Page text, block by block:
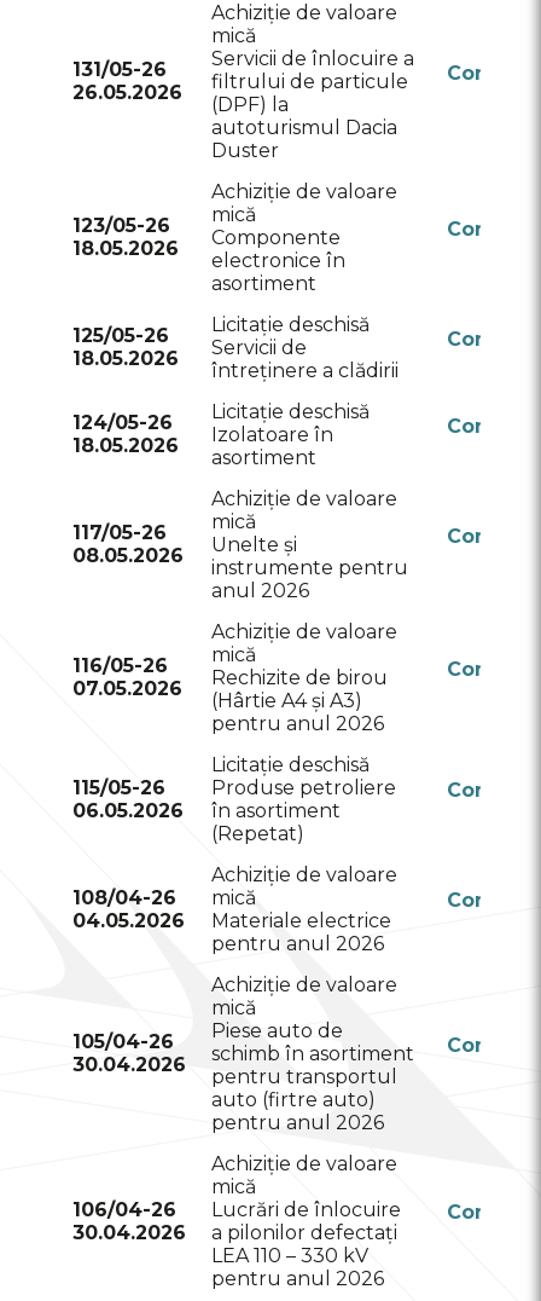
131/05-26
26.05.2026
Achiziție de valoare
mică
Servicii de înlocuire a
filtrului de particule
(DPF) la
autoturismul Dacia
Duster
Conform
123/05-26
18.05.2026
Achiziție de valoare
mică
Componente
electronice în
asortiment
Conform
125/05-26
18.05.2026
Licitație deschisă
Servicii de
întreținere a clădirii
Conform
124/05-26
18.05.2026
Licitație deschisă
Izolatoare în
asortiment
Conform
117/05-26
08.05.2026
Achiziție de valoare
mică
Unelte și
instrumente pentru
anul 2026
Conform
116/05-26
07.05.2026
Achiziție de valoare
mică
Rechizite de birou
(Hârtie A4 și A3)
pentru anul 2026
Conform
115/05-26
06.05.2026
Licitație deschisă
Produse petroliere
în asortiment
(Repetat)
Conform
108/04-26
04.05.2026
Achiziție de valoare
mică
Materiale electrice
pentru anul 2026
Conform
105/04-26
30.04.2026
Achiziție de valoare
mică
Piese auto de
schimb în asortiment
pentru transportul
auto (firtre auto)
pentru anul 2026
Conform
106/04-26
30.04.2026
Achiziție de valoare
mică
Lucrări de înlocuire
a pilonilor defectați
LEA 110 – 330 kV
pentru anul 2026
Conform